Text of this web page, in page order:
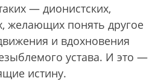
— дионистских,
желающих понять другое
и вдохновения
устава. И это —
истину.